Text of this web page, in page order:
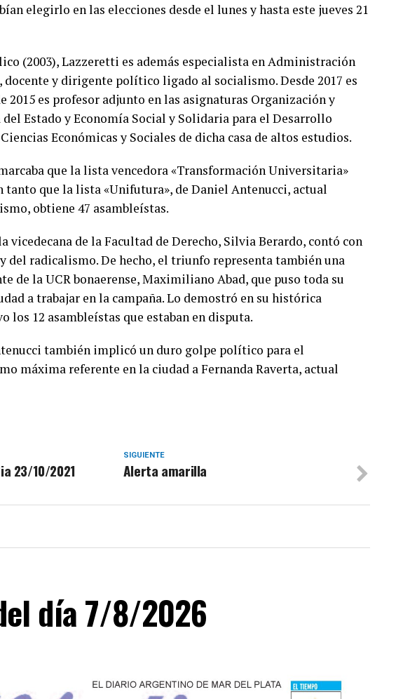
elegirlo en las elecciones desde el lunes y hasta este jueves 21
(2003), Lazzeretti es además especialista en Administración
y dirigente político ligado al socialismo. Desde 2017 es
2015 es profesor adjunto en las asignaturas Organización y
Estado y Economía Social y Solidaria para el Desarrollo
Económicas y Sociales de dicha casa de altos estudios.
que la lista vencedora «Transformación Universitaria»
tanto que la lista «Unifutura», de Daniel Antenucci, actual
obtiene 47 asambleístas.
vicedecana de la Facultad de Derecho, Silvia Berardo, contó con
del radicalismo. De hecho, el triunfo representa también una
de la UCR bonaerense, Maximiliano Abad, que puso toda su
a trabajar en la campaña. Lo demostró en su histórica
los 12 asambleístas que estaban en disputa.
también implicó un duro golpe político para el
máxima referente en la ciudad a Fernanda Raverta, actual
SIGUIENTE
Alerta amarilla
23/10/2021
día 7/8/2026